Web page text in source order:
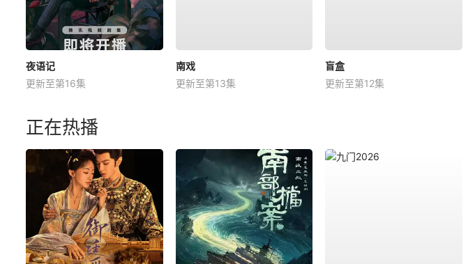
夜语记
更新至第16集
南戏
更新至第13集
盲盒
更新至第12集
正在热播